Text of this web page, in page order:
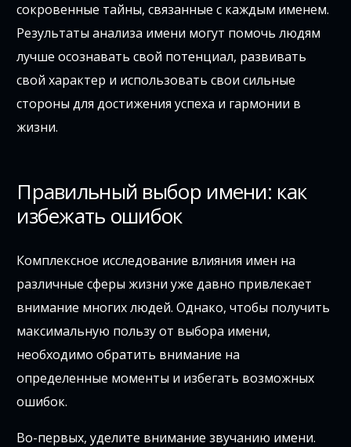
сокровенные тайны, связанные с каждым именем.
Результаты анализа имени могут помочь людям
лучше осознавать свой потенциал, развивать
свой характер и использовать свои сильные
стороны для достижения успеха и гармонии в
жизни.
Правильный выбор имени: как
избежать ошибок
Комплексное исследование влияния имен на
различные сферы жизни уже давно привлекает
внимание многих людей. Однако, чтобы получить
максимальную пользу от выбора имени,
необходимо обратить внимание на
определенные моменты и избегать возможных
ошибок.
Во-первых, уделите внимание звучанию имени.